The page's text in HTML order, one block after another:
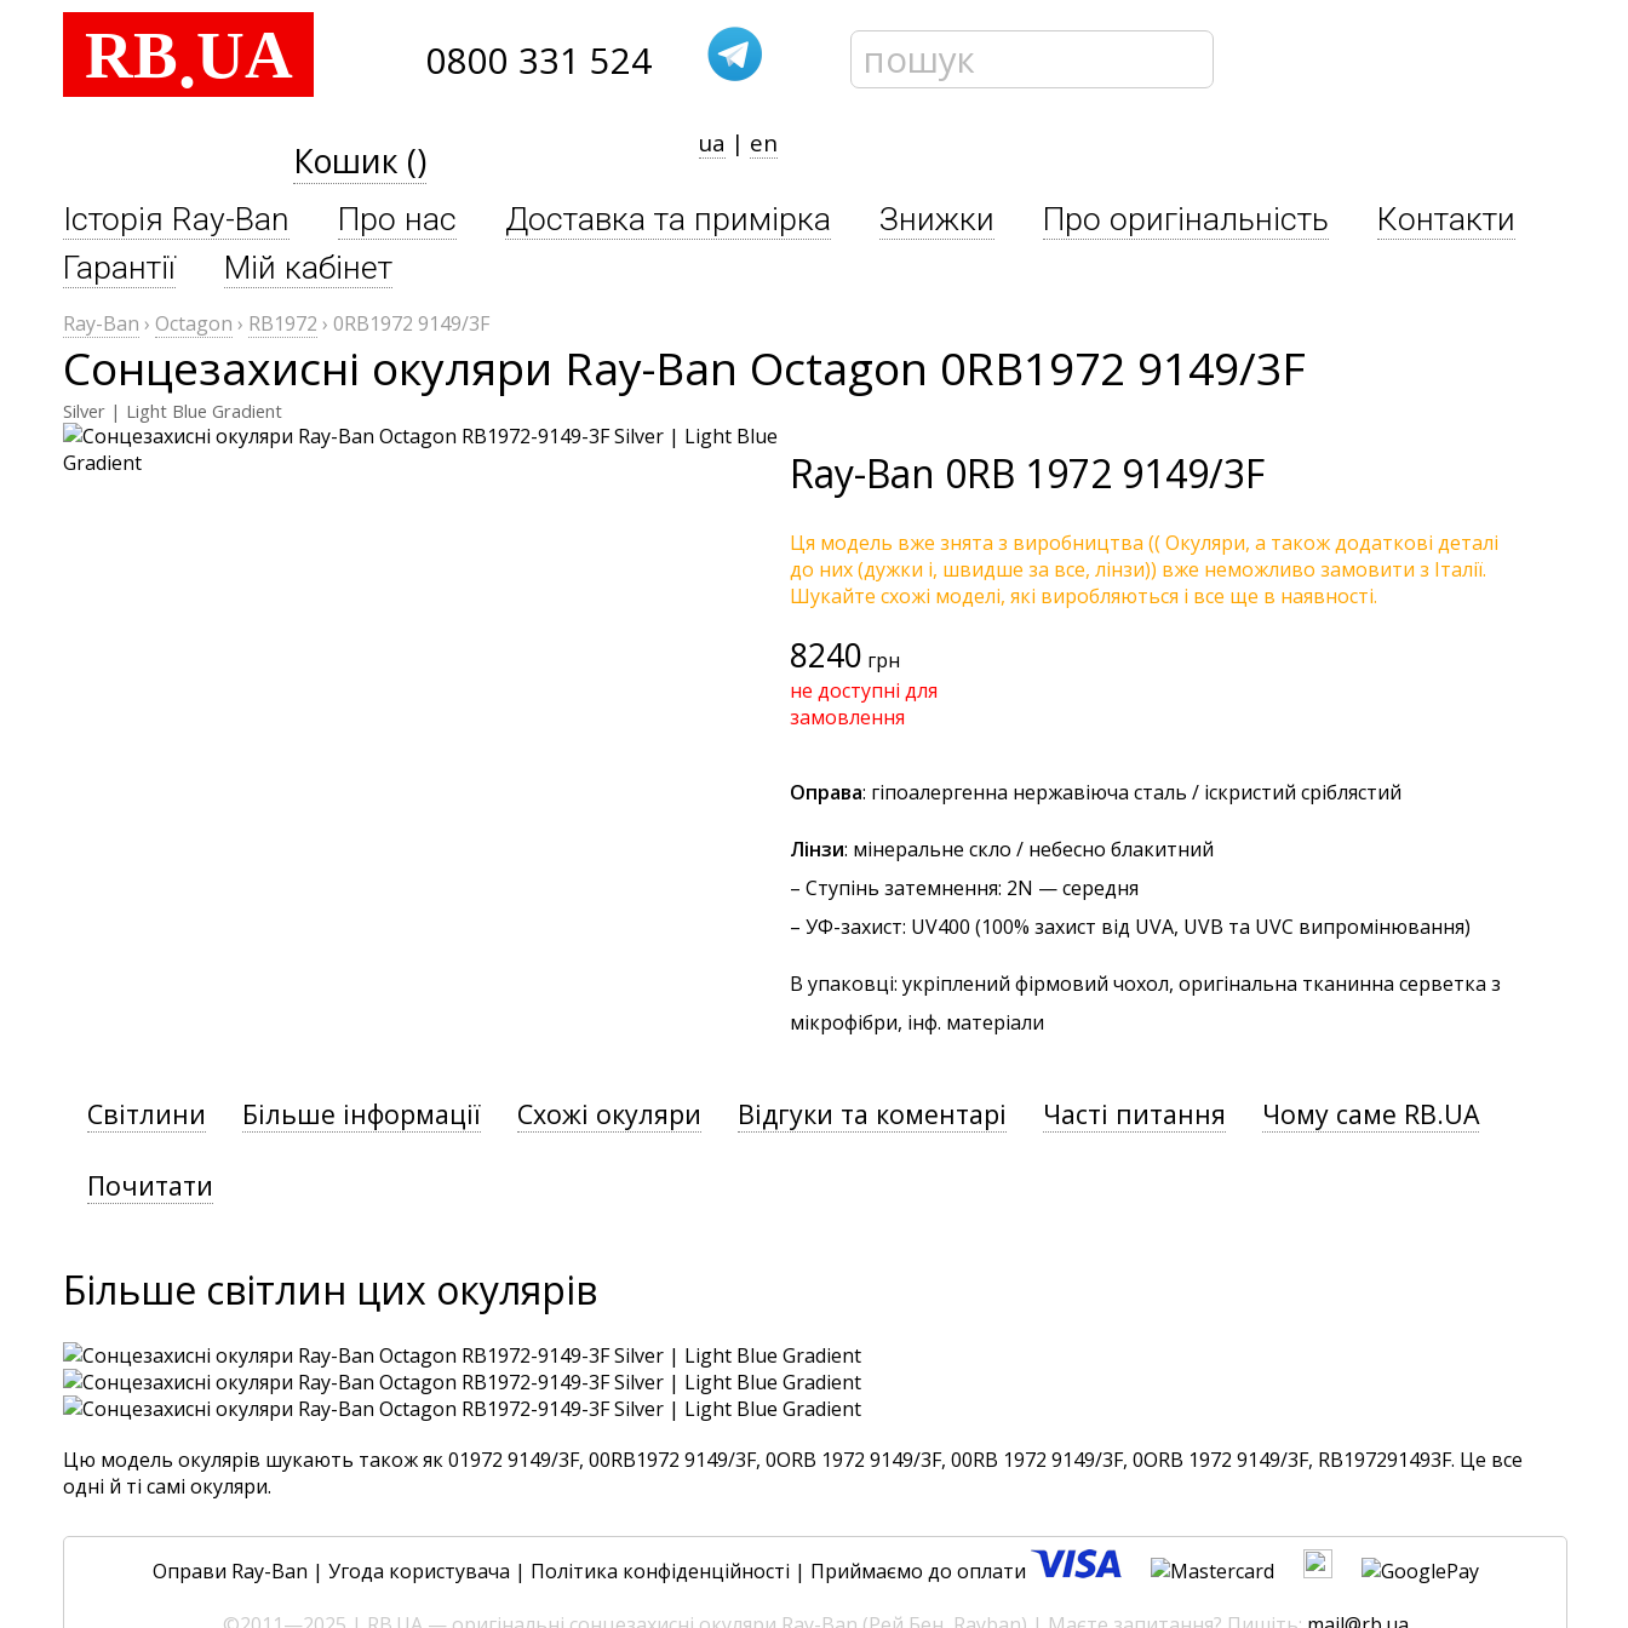
RB.UA 0800 331 524
Кошик () ua | en
Історія Ray-Ban Про нас Доставка та примірка Знижки Про оригінальність
Контакти
Гарантії
Мій кабінет
Ray-Ban › Octagon › RB1972 › 0RB1972 9149/3F
Сонцезахисні окуляри Ray-Ban Octagon 0RB1972 9149/3F
Silver | Light Blue Gradient
Ray-Ban 0RB 1972 9149/3F
Ця модель вже знята з виробництва (( Окуляри, а також додаткові деталі
до них (дужки і, швидше за все, лінзи)) вже неможливо замовити з Італії.
Шукайте схожі моделі, які виробляються і все ще в наявності.
8240 грн
не доступні для
замовлення
Оправа: гіпоалергенна нержавіюча сталь / іскристий сріблястий
Лінзи: мінеральне скло / небесно блакитний
– Ступінь затемнення: 2N — середня
– УФ-захист: UV400 (100% захист від UVA, UVB та UVC випромінювання)
В упаковці: укріплений фірмовий чохол, оригінальна тканинна серветка з
мікрофібри, інф. матеріали
Світлини Більше інформації Схожі окуляри Відгуки та коментарі Часті питання Чому саме RB.UA
Почитати
Більше світлин цих окулярів
Цю модель окулярів шукають також як 01972 9149/3F, 00RB1972 9149/3F, 0ORB 1972 9149/3F, 00RB 1972 9149/3F, 0ORB 1972 9149/3F, RB197291493F. Це все
одні й ті самі окуляри.
Оправи Ray-Ban | Угода користувача | Політика конфіденційності | Приймаємо до оплати